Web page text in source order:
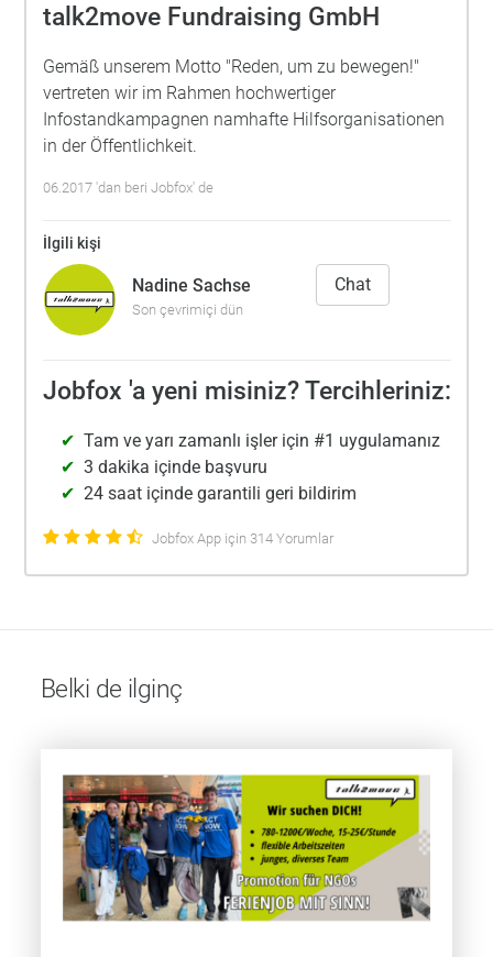
talk2move Fundraising GmbH
Gemäß unserem Motto "Reden, um zu bewegen!"
vertreten wir im Rahmen hochwertiger
Infostandkampagnen namhafte Hilfsorganisationen
in der Öffentlichkeit.
06.2017 'dan beri Jobfox' de
İlgili kişi
Nadine Sachse
Son çevrimiçi dün
Chat
Jobfox 'a yeni misiniz? Tercihleriniz:
Tam ve yarı zamanlı işler için #1 uygulamanız
3 dakika içinde başvuru
24 saat içinde garantili geri bildirim
Jobfox App için 314 Yorumlar
Belki de ilginç